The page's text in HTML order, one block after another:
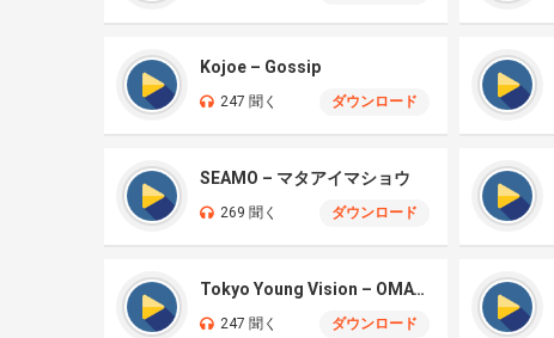
Kojoe – Gossip
247 聞く ダウンロード
SEAMO – マタアイマショウ
269 聞く ダウンロード
Tokyo Young Vision – OMATASE
247 聞く ダウンロード